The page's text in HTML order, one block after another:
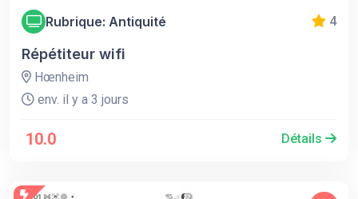
Rubrique: Antiquité 4
Répétiteur wifi
Hœnheim
env. il y a 3 jours
10.0 Détails